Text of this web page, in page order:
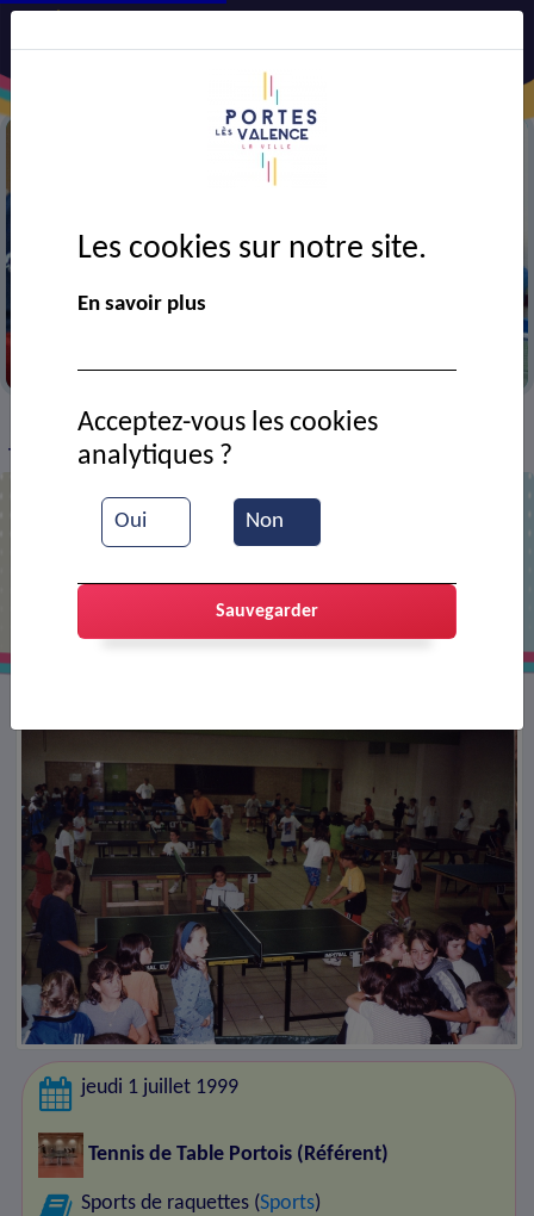
> VIE MUNICIPALE > Ressources documentaires
Tournoi de tennis de table
jeudi 1 juillet 1999
Tennis de Table Portois (Référent)
Sports de raquettes (Sports)
Les cookies sur notre site.
En savoir plus
Oui Non
Acceptez-vous les cookies
analytiques ?
Sauvegarder